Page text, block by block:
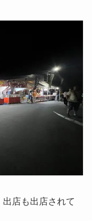
店も出店されて